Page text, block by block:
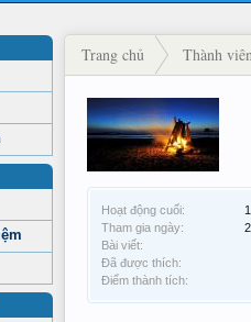
Trang chủ Thành
Hoạt động cuối:
Tham gia ngày:
Bài viết:
Đã được thích:
Điểm thành tích: